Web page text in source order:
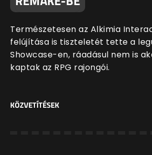
Természetesen az Alkimia
felújítása is tiszteletét tette a
Showcase-en, ráadásul nem is
kaptak az RPG rajongói.
KÖZVETÍTÉSEK